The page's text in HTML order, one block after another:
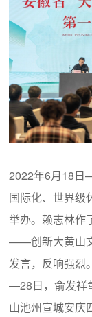
2022年6月18日
国际化、世界级
举办。赖志林作
——创新大黄山
发言，反响强烈
—28日，俞发祥
山池州宣城安庆